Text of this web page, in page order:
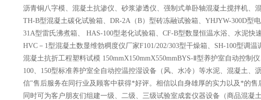
沥青铜八字模、混凝土抗渗仪、砂浆渗透仪、强制式单卧轴混凝土搅拌机、
TH-B型混凝土碳化试验箱、DR-2A（B）型砖冻融试验箱、YHJYW-300D型
31A型雷氏沸煮箱、 HAS-100型老化试验箱、CF-B型数显恒温水浴、水泥快
HVC－1型混凝土数显维勃稠度仪厂家F101/202/303型干燥箱、SH-100型调
混凝土抗折工程塑料试模 150mmX150mmX550mmBYS-Ⅱ型养护室自动控制
100、150型标准养护室全自动控温控湿设备（风、水冷）等水泥、混凝土
信"售后服务在同行业及顾客中获得*好评。相信以自身雄厚的实力以及*的售
同时可为客户朋友们组建一级、二级、三级试验室成套仪器设备（商品混